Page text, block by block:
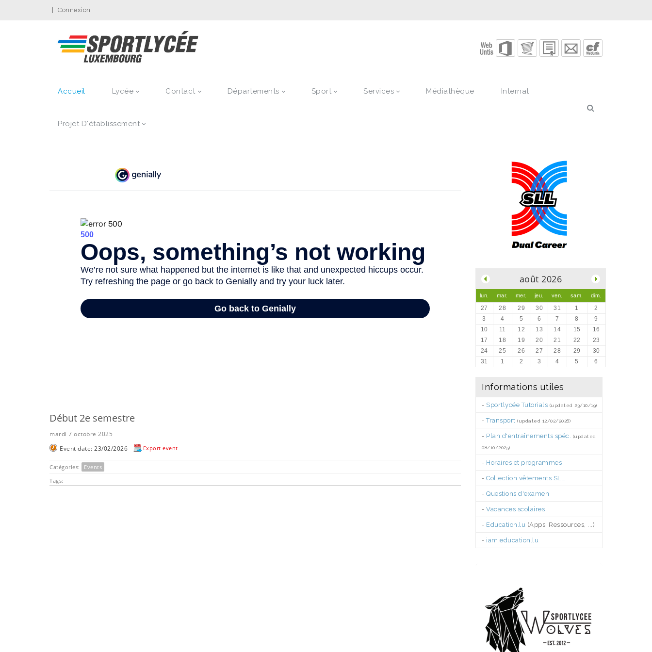
Connexion
Accueil Lycée Contact Départements Sport Services Médiathèque Internat
Projet D'établissement
Début 2e semestre
mardi 7 octobre 2025
Event date: 23/02/2026
Export event
Catégories:
Events
Tags:
août 2026
lun. mar. mer. jeu. ven. sam. dim.
27 28 29 30 31 1
2
3
4 5 6 7 8
9
10
11 12 13 14 15
16
17
18 19 20 21 22
23
24
25 26 27 28 29
30
31
1 2 3 4 5 6
Informations utiles
- Sportlycée Tutorials (updated 23/10/19)
-Transport (updated 12/02/2026)
- Plan d'entraînements spéc. (updated
08/10/2025)
- Horaires et programmes
- Collection vêtements SLL
- Questions d'examen
- Vacances scolaires
- Education.lu (Apps, Ressources, ...)
- iam.education.lu